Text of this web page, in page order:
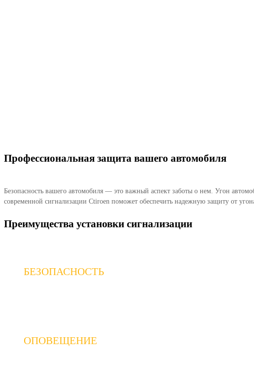
Профессиональная защита вашего автомобиля
Безопасность вашего автомобиля — это важный аспект заботы о нем. Угон
современной сигнализации Ctiroen поможет обеспечить надежную защиту от
Преимущества установки сигнализации
БЕЗОПАСНОСТЬ
ОПОВЕЩЕНИЕ